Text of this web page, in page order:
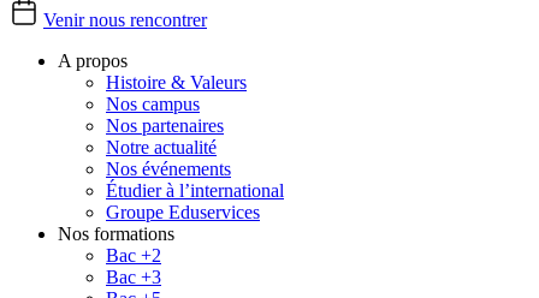
Venir nous rencontrer
A propos
Histoire & Valeurs
Nos campus
Nos partenaires
Notre actualité
Nos événements
Étudier à l’international
Groupe Eduservices
Nos formations
Bac +2
Bac +3